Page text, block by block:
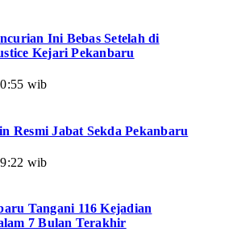
Ini Bebas Setelah di
Kejari Pekanbaru
wib
Resmi Jabat Sekda Pekanbaru
wib
Tangani 116 Kejadian
7 Bulan Terakhir